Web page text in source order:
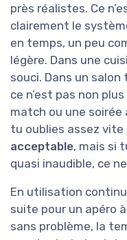
près réalistes. Ce
clairement le
en temps, un peu
légère. Dans une
souci. Dans un salon
ce n’est pas non
match ou une soirée
tu oublies assez vite
acceptable, mais si
quasi inaudible, ce
En utilisation
suite pour un apéro
sans problème, la